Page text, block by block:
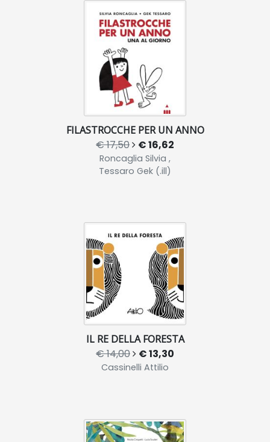
FILASTROCCHE PER UN ANNO
€ 17,50 € 16,62
Roncaglia Silvia ,
Tessaro Gek (.ill)
IL RE DELLA FORESTA
€ 14,00 € 13,30
Cassinelli Attilio